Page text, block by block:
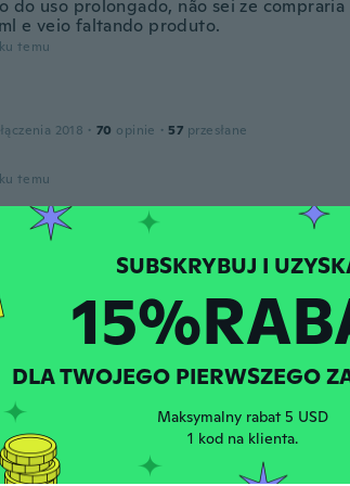
do uso prolongado, não sei ze
e veio faltando produto.
temu
2018 · 70 opinie · 57 przesłane
temu
2019 opinie · 51 przesłane
Hace falta probarlo haber que tal
temu
llego antes de tiempo y ahora me
condiciones muchísima gracia
temu
DLA TWOJEGO PIERWSZEGO
Maksymalny rabat 5 USD
1 kod na klienta.